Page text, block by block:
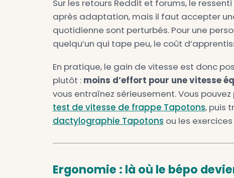
Le wiki officiel met aussi en
ferait sur la ligne de repos,
communauté. Ce type de
réduire les grands
Est-ce qu’on tape
automatiquement plus rapide